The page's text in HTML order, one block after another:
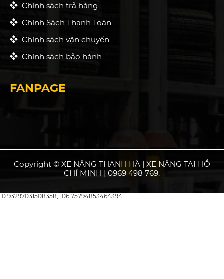
Chính sách trả hàng
Chính Sách Thanh Toán
Chính sách vận chuyển
Chính sách bảo hành
FANPAGE
Copyright © XE NÂNG THANH HÀ | XE NÂNG TẠI HỒ
CHÍ MINH | 0969 498 769.
10.93297031508358, 106.75794853464394